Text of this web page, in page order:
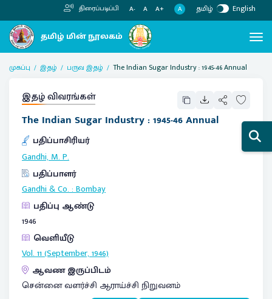
திரைப்படிப்பி A- A A+ A தமிழ் English
முகப்பு இதழ் பருவ இதழ் The Indian Sugar Industry : 1945-46 Annual
இதழ் விவரங்கள்
The Indian Sugar Industry : 1945-46 Annual
பதிப்பாசிரியர்
Gandhi, M. P.
பதிப்பாளர்
Gandhi & Co.:Bombay
பதிப்பு ஆண்டு
1946
வெளியீடு
Vol. 11 (September, 1946)
ஆவண இருப்பிடம்
சென்னை வளர்ச்சி ஆராய்ச்சி நிறுவனம்